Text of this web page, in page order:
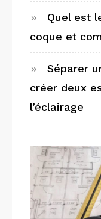
Quel est
coque et
Séparer
créer deux
l’éclairage